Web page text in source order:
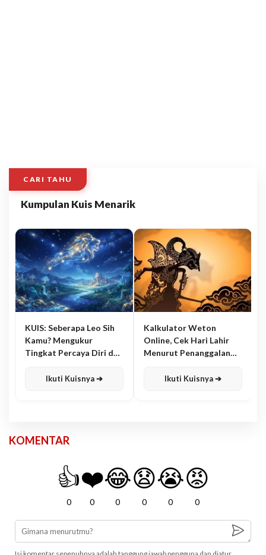
CARI TAHU
Kumpulan Kuis Menarik
KUIS: Seberapa Leo Sih
Kamu? Mengukur
Tingkat Percaya Diri dan
Ikuti Kuisnya ➔
Kalkulator Weton
Online, Cek Hari Lahir
Menurut Penanggalan
Ikuti Kuisnya ➔
KOMENTAR
👍
0
❤️
0
😂
0
😧
0
😭
0
😡
0